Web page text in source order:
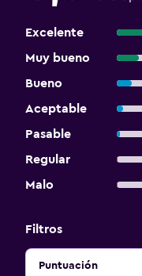
Excelente
Muy bueno
Bueno
Aceptable
Pasable
Regular
Malo
Filtros
Puntuación